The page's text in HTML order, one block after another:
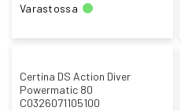
Varastossa
Certina DS Action Diver
Powermatic 80
C0326071105100